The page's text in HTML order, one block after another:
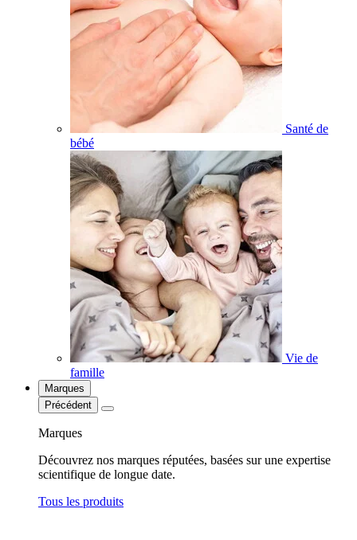
Santé de
bébé
Vie de
famille
Marques
Précédent
Marques
Découvrez nos marques réputées, basées sur une expertise
scientifique de longue date.
Tous les produits